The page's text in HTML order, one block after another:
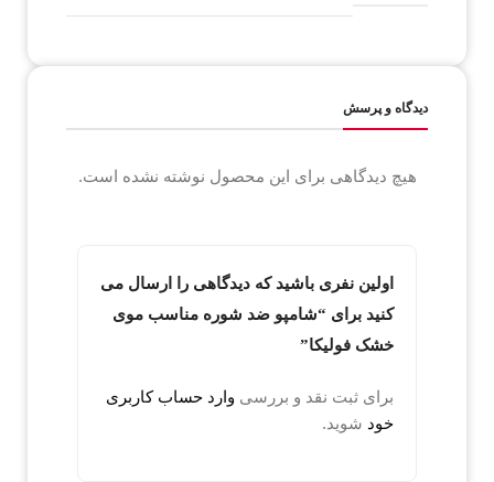
دیدگاه و پرسش
هیچ دیدگاهی برای این محصول نوشته نشده است.
اولین نفری باشید که دیدگاهی را ارسال می
کنید برای “شامپو ضد شوره مناسب موی
خشک فولیکا”
برای ثبت نقد و بررسی وارد حساب کاربری
خود شوید.